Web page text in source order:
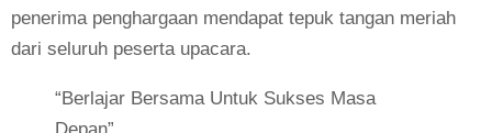
penerima penghargaan mendapat tepuk tangan meriah
dari seluruh peserta upacara.
“Berlajar Bersama Untuk Sukses Masa